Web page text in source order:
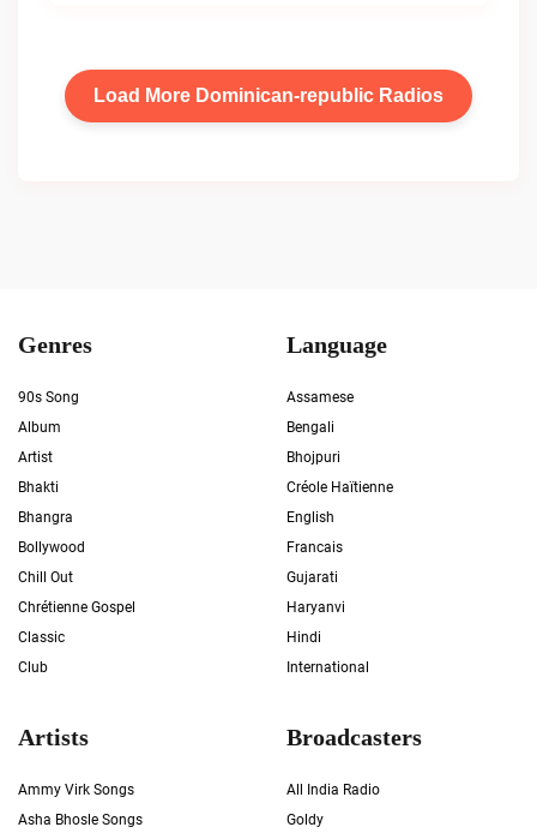
Load More Dominican-republic Radios
Genres
90s Song
Album
Artist
Bhakti
Bhangra
Bollywood
Chill Out
Chrétienne Gospel
Classic
Club
Language
Assamese
Bengali
Bhojpuri
Créole Haïtienne
English
Francais
Gujarati
Haryanvi
Hindi
International
Artists
Ammy Virk Songs
Asha Bhosle Songs
Broadcasters
All India Radio
Goldy